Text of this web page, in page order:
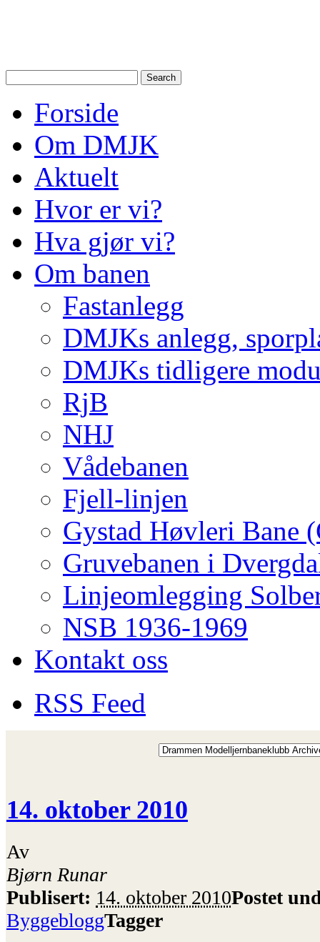
Forside
Om DMJK
Aktuelt
Hvor er vi?
Hva gjør vi?
Om banen
Fastanlegg
DMJKs anlegg,
DMJKs tidligere
RjB
NHJ
Vådebanen
Fjell-linjen
Gystad Høvleri Bane
Gruvebanen i
Linjeomlegging
NSB 1936-1969
Kontakt oss
RSS Feed
14. oktober 2010
Av
Bjørn Runar
Publisert: 14. oktober 2010Postet
ByggebloggTagger